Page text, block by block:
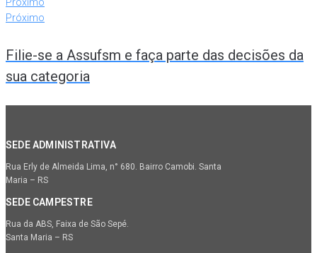
Próximo
Filie-se a Assufsm e faça parte das decisões da
sua categoria
SEDE ADMINISTRATIVA
Rua Erly de Almeida Lima, n° 680. Bairro Camobi. Santa
Maria – RS
SEDE CAMPESTRE
Rua da ABS, Faixa de São Sepé.
Santa Maria – RS